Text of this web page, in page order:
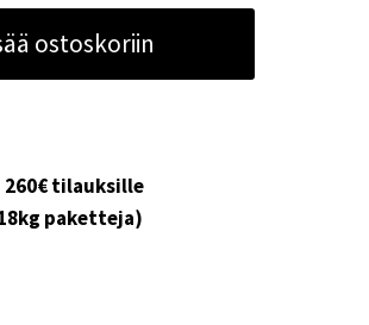
ostoskoriin
tilauksille
paketteja)